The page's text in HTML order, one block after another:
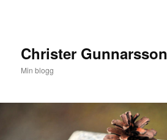
Christer Gunnarsson
Min blogg